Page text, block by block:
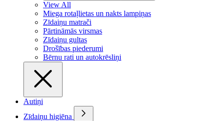
View All
Miega rotaļlietas un nakts lampiņas
Zīdaiņu matrači
Pārtināmās virsmas
Zīdaiņu gultas
Drošības piederumi
Bērnu rati un autokrēsliņi
Autiņi
Zīdaiņu higiēna